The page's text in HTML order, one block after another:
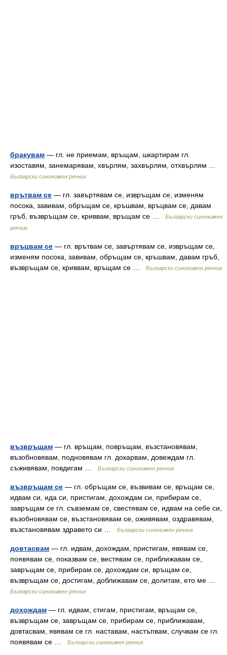
бракувам — гл. не приемам, връщам, шкартирам гл.
изоставям, занемарявам, хвърлям, захвърлям, отхвърлям …
Български синонимен речник
врътвам се — гл. завъртявам се, извръщам се, изменям
посока, завивам, обръщам се, кръшвам, връцвам се, давам
гръб, възвръщам се, криввам, връщам се …
Български синонимен
речник
връцвам се — гл. врътвам се, завъртявам се, извръщам се,
изменям посока, завивам, обръщам се, кръшвам, давам гръб,
възвръщам се, криввам, връщам се …
Български синонимен речник
възвръщам — гл. връщам, повръщам, възстановявам,
възобновявам, подновявам гл. докарвам, довеждам гл.
съживявам, повдигам …
Български синонимен речник
възвръщам се — гл. обръщам се, възвивам се, връщам се,
идвам си, ида си, пристигам, дохождам си, прибирам се,
завръщам се гл. съвземам се, свестявам се, идвам на себе си,
възобновявам се, възстановявам се, оживявам, оздравявам,
възстановявам здравето си …
Български синонимен речник
довтасвам — гл. идвам, дохождам, пристигам, явявам се,
появявам се, показвам се, вестявам се, приближавам се,
завръщам се, прибирам се, дохождам си, връщам се,
възвръщам се, достигам, доближавам се, долитам, ето ме …
Български синонимен речник
дохождам — гл. идвам, стигам, пристигам, връщам се,
възвръщам се, завръщам се, прибирам се, приближавам,
довтасвам, явявам се гл. наставам, настъпвам, случвам се гл.
появявам се …
Български синонимен речник